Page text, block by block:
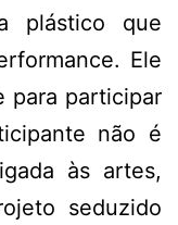
plástico que
Ele
para participar
não é
às artes,
seduzido